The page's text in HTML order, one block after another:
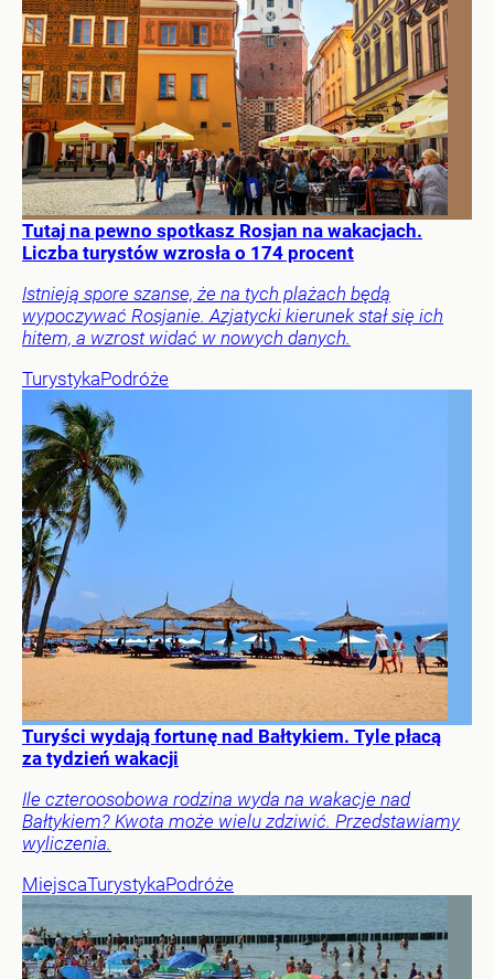
Tutaj na pewno spotkasz Rosjan na wakacjach.
Liczba turystów wzrosła o 174 procent
Istnieją spore szanse, że na tych plażach będą
wypoczywać Rosjanie. Azjatycki kierunek stał się ich
hitem, a wzrost widać w nowych danych.
TurystykaPodróże
Turyści wydają fortunę nad Bałtykiem. Tyle płacą
za tydzień wakacji
Ile czteroosobowa rodzina wyda na wakacje nad
Bałtykiem? Kwota może wielu zdziwić. Przedstawiamy
wyliczenia.
MiejscaTurystykaPodróże